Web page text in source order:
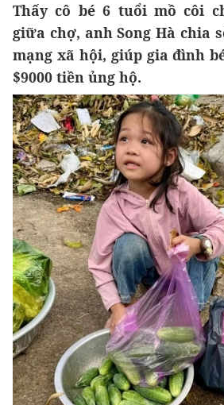
Thấy cô bé 6 tuổi mồ côi
giữa chợ, anh Song Hà chia
mạng xã hội, giúp gia đình
$9000 tiền ủng hộ.